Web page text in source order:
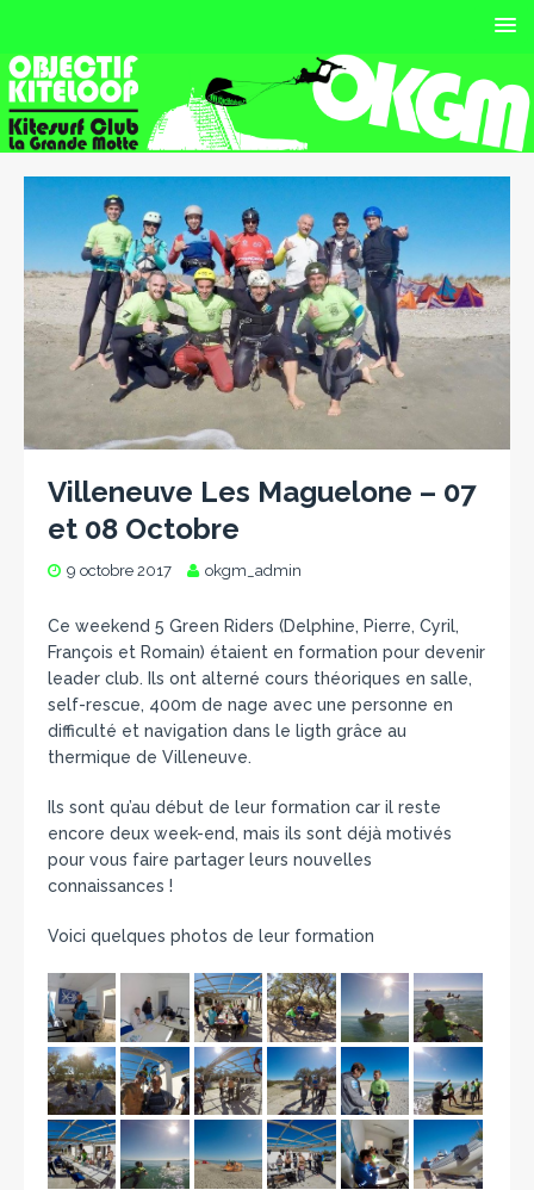
Villeneuve Les Maguelone – 07
et 08 Octobre
9 octobre 2017 okgm_admin
Ce weekend 5 Green Riders (Delphine, Pierre, Cyril,
François et Romain) étaient en formation pour devenir
leader club. Ils ont alterné cours théoriques en salle,
self-rescue, 400m de nage avec une personne en
difficulté et navigation dans le ligth grâce au
thermique de Villeneuve.
Ils sont qu’au début de leur formation car il reste
encore deux week-end, mais ils sont déjà motivés
pour vous faire partager leurs nouvelles
connaissances !
Voici quelques photos de leur formation